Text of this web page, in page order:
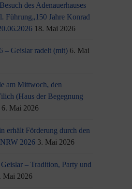
des Adenauerhauses
Führung„150 Jahre Konrad
18. Mai 2026
– Geislar radelt (mit) 6. Mai
am Mittwoch, den
(Haus der Begegnung
6. Mai 2026
erhält Förderung durch den
2026 3. Mai 2026
– Tradition, Party und
Mai 2026